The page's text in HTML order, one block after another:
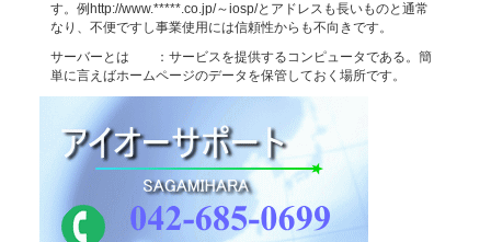
す。例http://www.*****.co.jp/～iosp/とアドレスも長いものと通常
なり、不便ですし事業使用には信頼性からも不向きです。
サーバーとは ：サービスを提供するコンピュータである。簡
単に言えばホームページのデータを保管しておく場所です。